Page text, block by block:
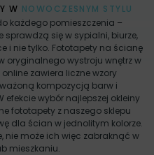
W NOWOCZESNYM STYLU
każdego pomieszczenia –
sprawdzą się w sypialni, biurze,
i nie tylko. Fototapety na ścianę
oryginalnego wystroju wnętrz w
zawiera liczne wzory
kompozycją barw i
wybór najlepszej okleiny
fototapety z naszego sklepu
dla ścian w jednolitym kolorze.
nie może ich więc zabraknąć w
mieszkaniu.